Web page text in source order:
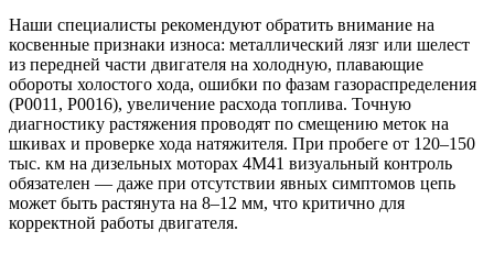
Наши специалисты рекомендуют обратить внимание на
косвенные признаки износа: металлический лязг или шелест
из передней части двигателя на холодную, плавающие
обороты холостого хода, ошибки по фазам газораспределения
(P0011, P0016), увеличение расхода топлива. Точную
диагностику растяжения проводят по смещению меток на
шкивах и проверке хода натяжителя. При пробеге от 120–150
тыс. км на дизельных моторах 4M41 визуальный контроль
обязателен — даже при отсутствии явных симптомов цепь
может быть растянута на 8–12 мм, что критично для
корректной работы двигателя.